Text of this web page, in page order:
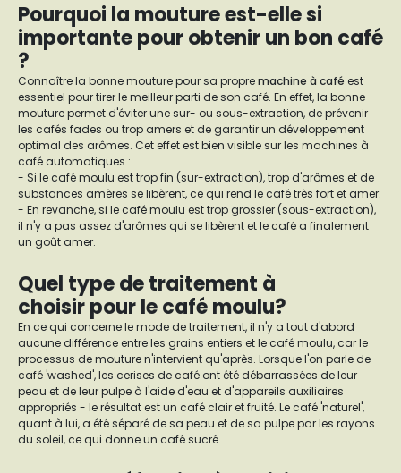
Pourquoi la mouture est-elle si
importante pour obtenir un bon café
?
Connaître la bonne mouture pour sa propremachine à café est
essentiel pour tirer le meilleur parti de son café. En effet, la bonne
mouture permet d'éviter une sur- ou sous-extraction, de prévenir
les cafés fades ou trop amers et de garantir un développement
optimal des arômes. Cet effet est bien visible sur les machines à
café automatiques :
- Si le café moulu est trop fin (sur-extraction), trop d'arômes et de
substances amères se libèrent, ce qui rend le café très fort et amer.
- En revanche, si le café moulu est trop grossier (sous-extraction),
il n'y a pas assez d'arômes qui se libèrent et le café a finalement
un goût amer.
Quel type de traitement à
choisir pour le café moulu?
En ce qui concerne le mode de traitement, il n'y a tout d'abord
aucune différence entre les grains entiers et le café moulu, car le
processus de mouture n'intervient qu'après. Lorsque l'on parle de
café 'washed', les cerises de café ont été débarrassées de leur
peau et de leur pulpe à l'aide d'eau et d'appareils auxiliaires
appropriés - le résultat est un café clair et fruité. Le café 'naturel',
quant à lui, a été séparé de sa peau et de sa pulpe par les rayons
du soleil, ce qui donne un café sucré.